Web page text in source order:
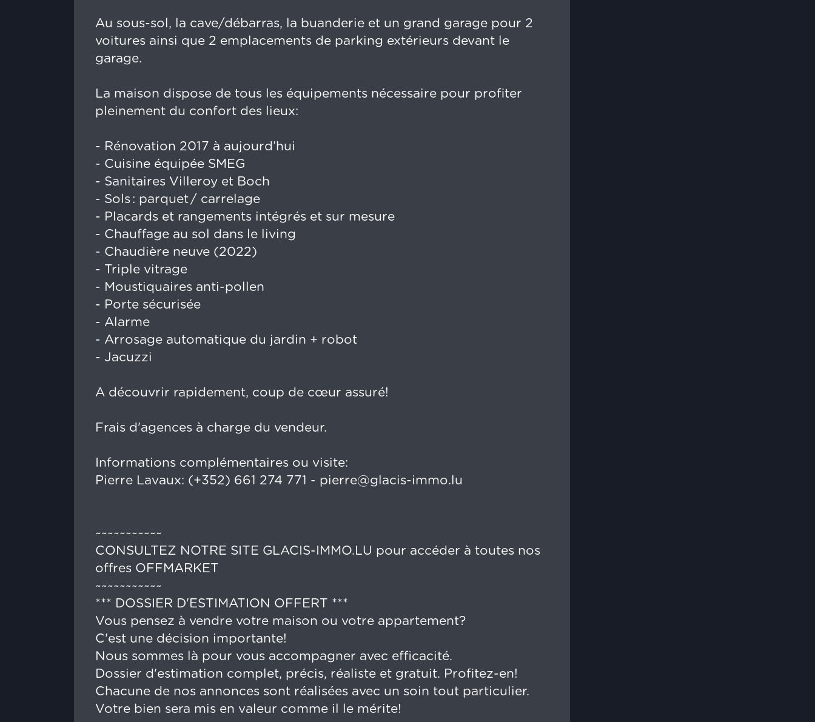
Au sous-sol, la cave/débarras, la buanderie et un grand garage pour 2
voitures ainsi que 2 emplacements de parking extérieurs devant le
garage.
La maison dispose de tous les équipements nécessaire pour profiter
pleinement du confort des lieux:
- Rénovation 2017 à aujourd’hui
- Cuisine équipée SMEG
- Sanitaires Villeroy et Boch
- Sols : parquet / carrelage
- Placards et rangements intégrés et sur mesure
- Chauffage au sol dans le living
- Chaudière neuve (2022)
- Triple vitrage
- Moustiquaires anti-pollen
- Porte sécurisée
- Alarme
- Arrosage automatique du jardin + robot
- Jacuzzi
A découvrir rapidement, coup de cœur assuré!
Frais d'agences à charge du vendeur.
Informations complémentaires ou visite:
Pierre Lavaux: (+352) 661 274 771 - pierre@glacis-immo.lu
~~~~~~~~~~~
CONSULTEZ NOTRE SITE GLACIS-IMMO.LU pour accéder à toutes nos
offres OFFMARKET
~~~~~~~~~~~
*** DOSSIER D'ESTIMATION OFFERT ***
Vous pensez à vendre votre maison ou votre appartement?
C'est une décision importante!
Nous sommes là pour vous accompagner avec efficacité.
Dossier d'estimation complet, précis, réaliste et gratuit. Profitez-en!
Chacune de nos annonces sont réalisées avec un soin tout particulier.
Votre bien sera mis en valeur comme il le mérite!